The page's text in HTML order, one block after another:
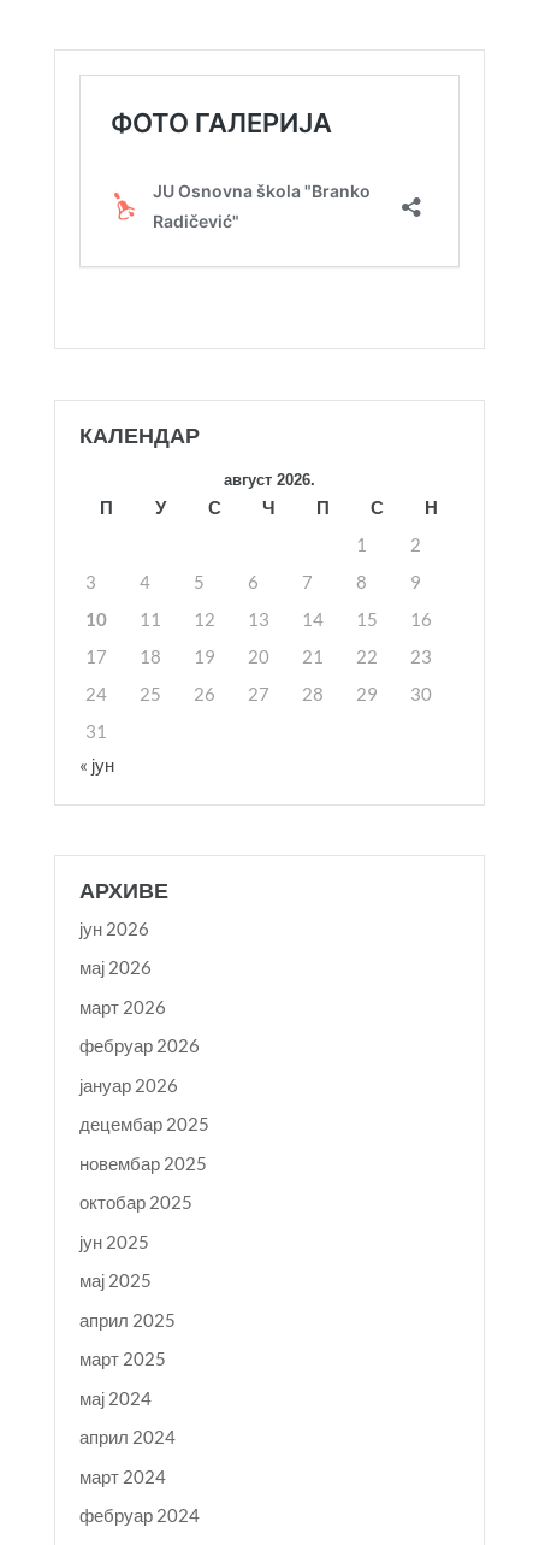
КАЛЕНДАР
август 2026.
П У С Ч П С
Н
1
2
3
4 5 6 7 8
9
10
11 12 13 14 15
16
17
18 19 20 21 22
23
24
25 26 27 28 29
30
31
« јун
АРХИВЕ
јун 2026
мај 2026
март 2026
фебруар 2026
јануар 2026
децембар 2025
новембар 2025
октобар 2025
јун 2025
мај 2025
април 2025
март 2025
мај 2024
април 2024
март 2024
фебруар 2024